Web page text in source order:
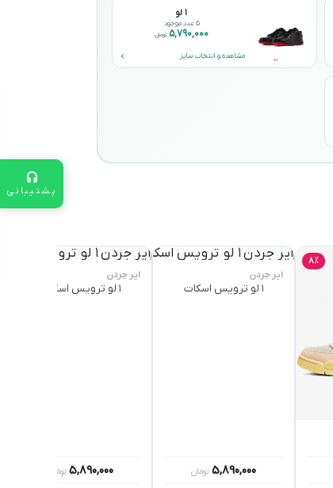
پشتیبانی
۱ لو
5 عدد موجود
5,790,000 تومان
مشاهده و انتخاب سایز
8٪
ایر جردن
۱ لو ترویس اسکات
5,890,000 تومان
ایر جردن
۱ لو ترویس اسکات
5,890,000 تومان